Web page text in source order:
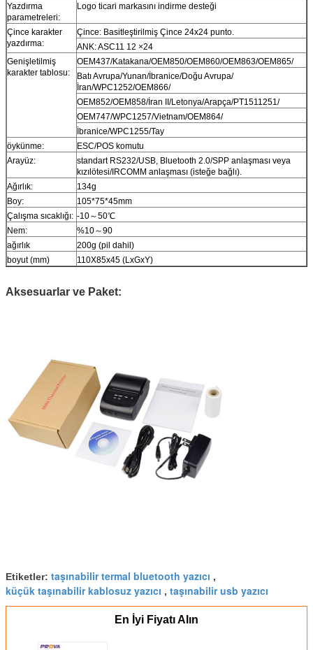
Yazdırma
parametreleri:
Logo ticari markasını indirme desteği
Çince karakter
yazdırma:
Çince: Basitleştirilmiş Çince 24x24 punto.
ANK: ASC11 12 ×24
Genişletilmiş
karakter tablosu:
OEM437/Katakana/OEM850/OEM860/OEM863/OEM865/
Batı Avrupa/Yunan/İbranice/Doğu Avrupa/
İran/WPC1252/OEM866/
OEM852/OEM858/İran II/Letonya/Arapça/PT1511251/
OEM747/WPC1257/Vietnam/OEM864/
İbranice/WPC1255/Tay
öykünme:
ESC/POS komutu
Arayüz:
standart RS232/USB, Bluetooth 2.0/SPP anlaşması veya
kızılötesi/IRCOMM anlaşması (isteğe bağlı).
Ağırlık:
134g
Boy:
105*75*45mm
Çalışma sıcaklığı: -10～50℃
Nem:
%10～90
ağırlık
200g (pil dahil)
boyut (mm)
110X85x45 (LxGxY)
Aksesuarlar ve Paket:
Etiketler: taşınabilir termal bluetooth yazıcı ,
küçük taşınabilir kablosuz yazıcı , taşınabilir usb yazıcı
En İyi Fiyatı Alın